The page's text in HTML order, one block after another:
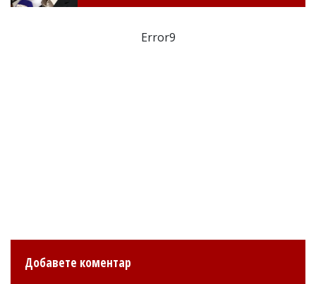
Error9
Добавете коментар